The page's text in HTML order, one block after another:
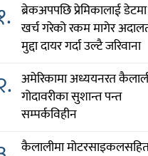
ब्रेकअपपछि प्रेमिकालाई डेटमा
खर्च गरेको रकम मागेर
मुद्दा दायर गर्दा उल्टै जरिवाना
अमेरिकामा अध्ययनरत
गोदावरीका सुशान्त पन्त
सम्पर्कविहीन
कैलालीमा